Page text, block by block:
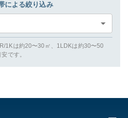
による絞り込み
1Kは約20〜30㎡、1LDKは約30〜50
です。